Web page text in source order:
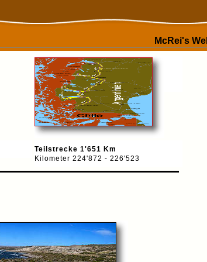
McRei's
Teilstrecke 1'651 Km
Kilometer 224'872 - 226'523